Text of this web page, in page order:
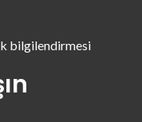
bilgilendirmesi